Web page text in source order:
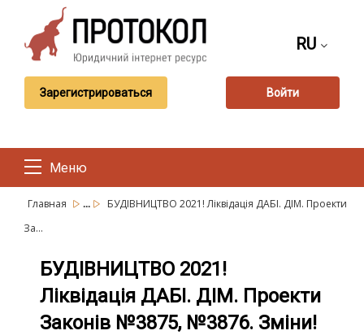
RU
Зарегистрироваться Войти
Меню
Главная ...
БУДІВНИЦТВО 2021! Ліквідація ДАБІ. ДІМ. Проекти
За...
БУДІВНИЦТВО 2021!
Ліквідація ДАБІ. ДІМ. Проекти
Законів №3875, №3876. Зміни!